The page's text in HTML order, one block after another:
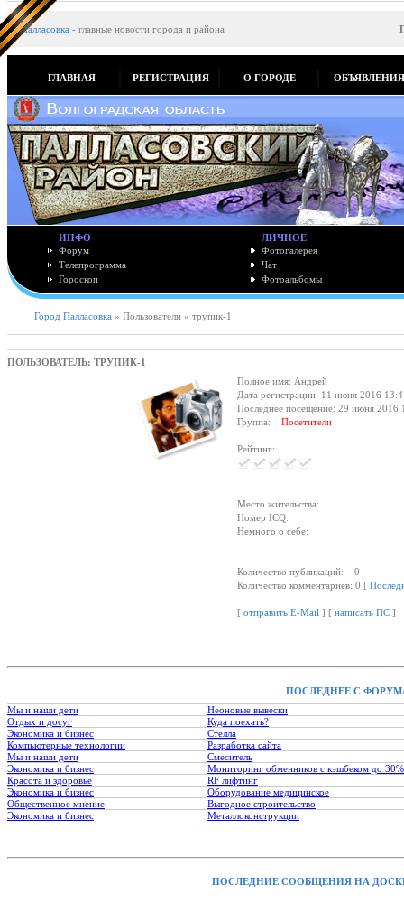
Палласовка - главные новости города и района
ГЛАВНАЯ РЕГИСТРАЦИЯ О ГОРОДЕ ОБЪЯВЛЕНИЯ
ИНФО
Форум
Телепрограмма
Гороскоп
ЛИЧНОЕ
Фотогалерея
Чат
Фотоальбомы
Город Палласовка » Пользователи » трупик-1
ПОЛЬЗОВАТЕЛЬ: ТРУПИК-1
Полное имя: Андрей
Дата регистрации: 11 июня 2016
Последнее посещение: 29 июня 2016
Группа: Посетители
Рейтинг:
Место жительства:
Номер ICQ:
Немного о себе:
Количество публикаций: 0
Количество комментариев: 0 [
[ отправить E-Mail ] [ написать ПС]
ПОСЛЕДНЕЕ С
Мы и наши дети
Неоновые вывески
Отдых и досуг
Куда поехать?
Экономика и бизнес
Стелла
Компьютерные технологии
Разработка сайта
Мы и наши дети
Смеситель
Экономика и бизнес
Мониторинг обменников с кэшбеком до 30%
Красота и здоровье
RF лифтинг
Экономика и бизнес
Оборудование медицинское
Общественное мнение
Выгодное строительство
Экономика и бизнес
Металлоконструкции
ПОСЛЕДНИЕ СООБЩЕНИЯ НА